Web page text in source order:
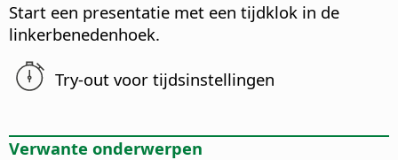
Start een presentatie met een tijdklok in de
linkerbenedenhoek.
Try-out voor tijdsinstellingen
Verwante onderwerpen